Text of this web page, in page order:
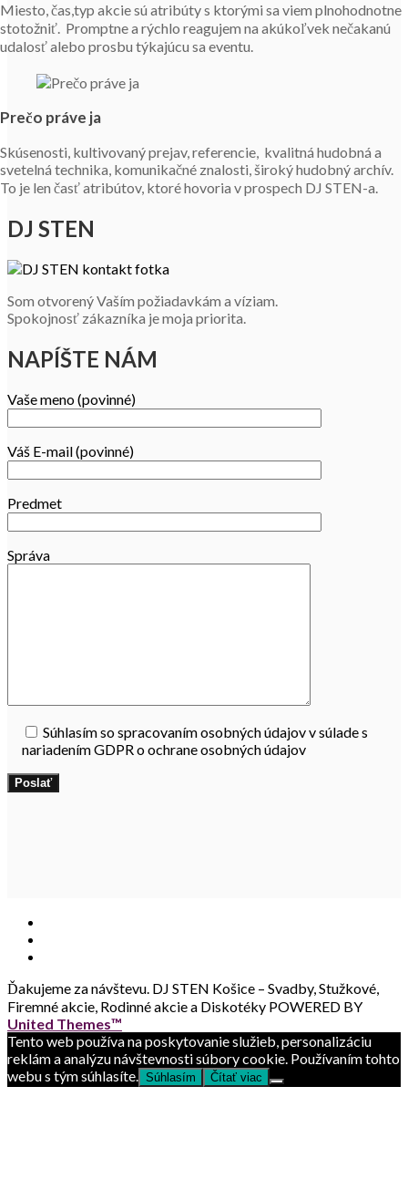
Miesto, čas,typ akcie sú atribúty s ktorými sa viem plnohodnotne
stotožniť. Promptne a rýchlo reagujem na akúkoľvek nečakanú
udalosť alebo prosbu týkajúcu sa eventu.
Prečo práve ja
Skúsenosti, kultivovaný prejav, referencie, kvalitná hudobná a
svetelná technika, komunikačné znalosti, široký hudobný archív.
To je len časť atribútov, ktoré hovoria v prospech DJ STEN-a.
DJ STEN
Som otvorený Vaším požiadavkám a víziam.
Spokojnosť zákazníka je moja priorita.
NAPÍŠTE NÁM
Vaše meno (povinné)
Váš E-mail (povinné)
Predmet
Správa
Súhlasím so spracovaním osobných údajov v súlade s
nariadením GDPR o ochrane osobných údajov
Ďakujeme za návštevu. DJ STEN Košice – Svadby, Stužkové,
Firemné akcie, Rodinné akcie a Diskotéky POWERED BY
United Themes™
Tento web používa na poskytovanie služieb, personalizáciu
reklám a analýzu návštevnosti súbory cookie. Používaním tohto
webu s tým súhlasíte. Súhlasím Čítať viac